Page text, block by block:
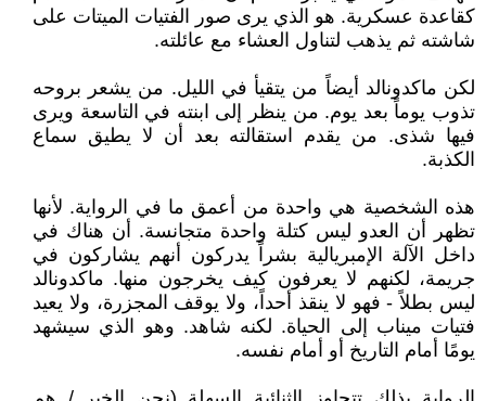
كقاعدة عسكرية. هو الذي يرى صور الفتيات الميتات على
شاشته ثم يذهب لتناول العشاء مع عائلته.
لكن ماكدونالد أيضاً من يتقيأ في الليل. من يشعر بروحه
تذوب يوماً بعد يوم. من ينظر إلى ابنته في التاسعة ويرى
فيها شذى. من يقدم استقالته بعد أن لا يطيق سماع
الكذبة.
هذه الشخصية هي واحدة من أعمق ما في الرواية. لأنها
تظهر أن العدو ليس كتلة واحدة متجانسة. أن هناك في
داخل الآلة الإمبريالية بشراً يدركون أنهم يشاركون في
جريمة، لكنهم لا يعرفون كيف يخرجون منها. ماكدونالد
ليس بطلاً - فهو لا ينقذ أحداً، ولا يوقف المجزرة، ولا يعيد
فتيات ميناب إلى الحياة. لكنه شاهد. وهو الذي سيشهد
يومًا أمام التاريخ أو أمام نفسه.